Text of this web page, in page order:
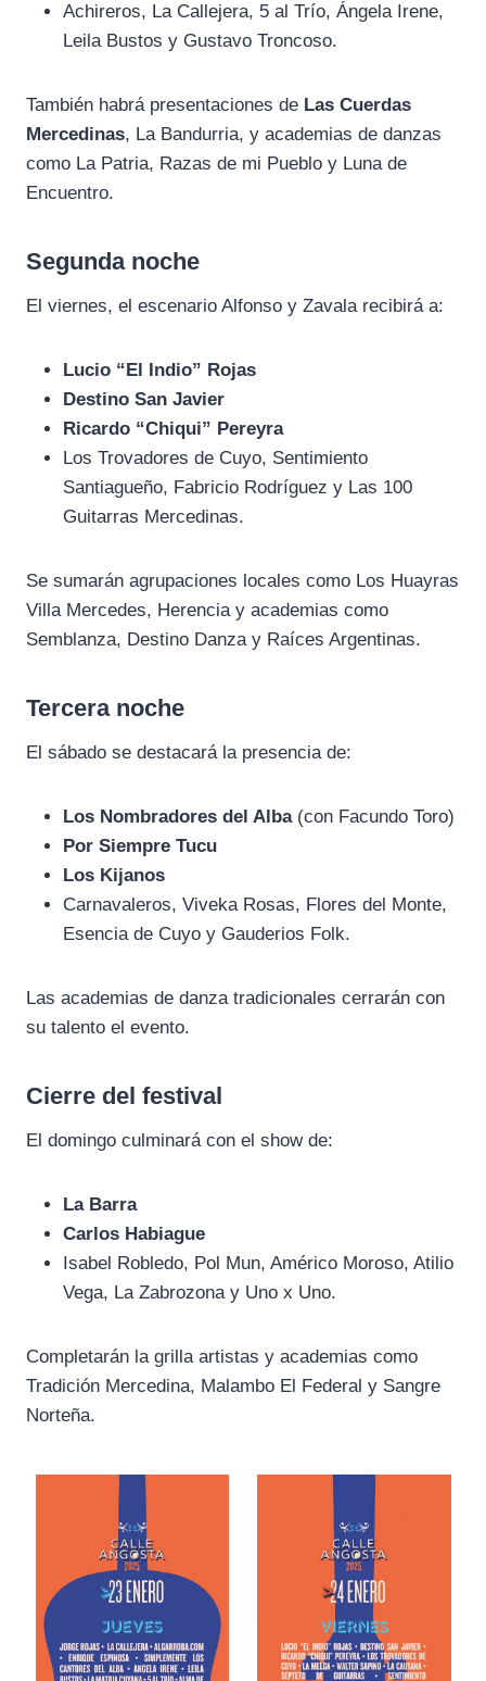
Achireros, La Callejera, 5 al Trío, Ángela Irene,
Leila Bustos y Gustavo Troncoso.
También habrá presentaciones de Las Cuerdas
Mercedinas, La Bandurria, y academias de danzas
como La Patria, Razas de mi Pueblo y Luna de
Encuentro.
Segunda noche
El viernes, el escenario Alfonso y Zavala recibirá a:
Lucio “El Indio” Rojas
Destino San Javier
Ricardo “Chiqui” Pereyra
Los Trovadores de Cuyo, Sentimiento
Santiagueño, Fabricio Rodríguez y Las 100
Guitarras Mercedinas.
Se sumarán agrupaciones locales como Los Huayras
Villa Mercedes, Herencia y academias como
Semblanza, Destino Danza y Raíces Argentinas.
Tercera noche
El sábado se destacará la presencia de:
Los Nombradores del Alba(con Facundo Toro)
Por Siempre Tucu
Los Kijanos
Carnavaleros, Viveka Rosas, Flores del Monte,
Esencia de Cuyo y Gauderios Folk.
Las academias de danza tradicionales cerrarán con
su talento el evento.
Cierre del festival
El domingo culminará con el show de:
La Barra
Carlos Habiague
Isabel Robledo, Pol Mun, Américo Moroso, Atilio
Vega, La Zabrozona y Uno x Uno.
Completarán la grilla artistas y academias como
Tradición Mercedina, Malambo El Federal y Sangre
Norteña.